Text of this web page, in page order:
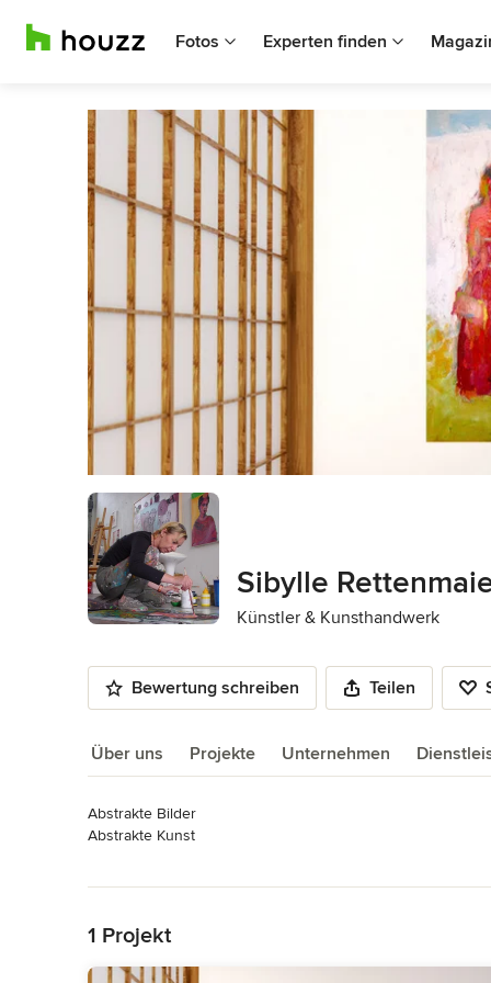
Fotos Experten finden
Sibylle
Künstler & Kunsthandwerk
Bewertung schreiben Teilen
Über uns Projekte Unternehmen
Über uns
Abstrakte Bilder
Abstrakte Kunst
Acrylbilder abstrakt
Acrylbilder
1 Projekt